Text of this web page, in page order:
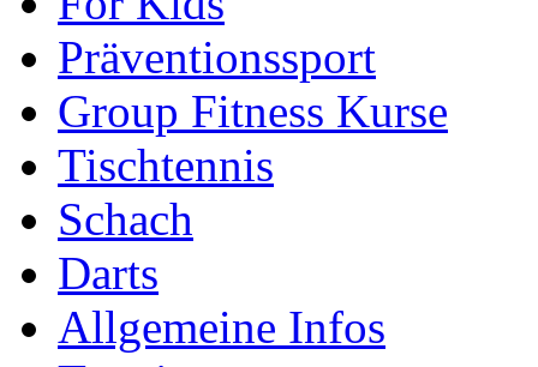
Präventionssport
Group Fitness Kurse
Tischtennis
Schach
Darts
Allgemeine Infos